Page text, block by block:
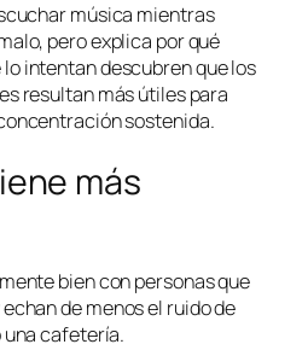
música mientras
pero explica por qué
intentan descubren que los
resultan más útiles para
sostenida.
más
bien con personas que
de menos el ruido de
cafetería.